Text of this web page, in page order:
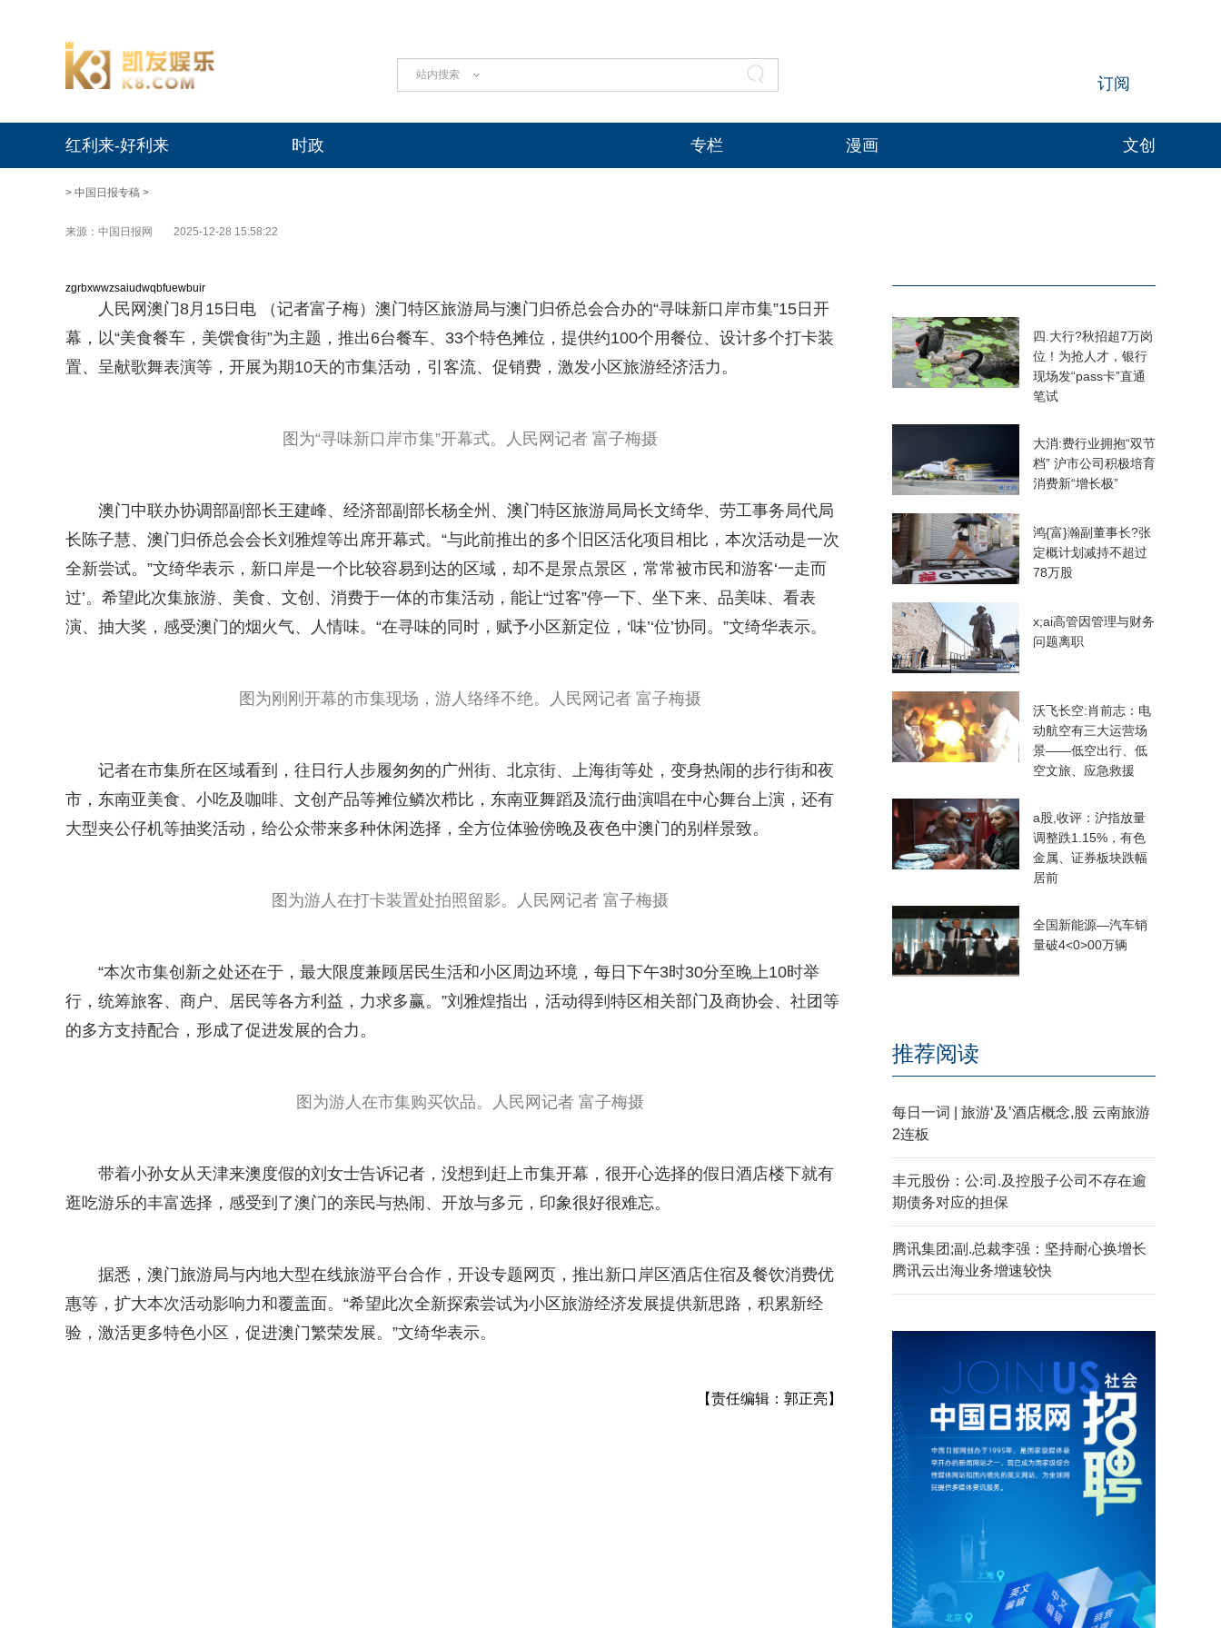
站内搜索 订阅
红利来-好利来 时政 专栏 漫画 文创
> 中国日报专稿 >
来源：中国日报网 2025-12-28 15:58:22
zgrbxwwzsaiudwqbfuewbuir
人民网澳门8月15日电 （记者富子梅）澳门特区旅游局与澳门归侨总会合办的“寻味新口岸市集”15日开
幕，以“美食餐车，美馔食街”为主题，推出6台餐车、33个特色摊位，提供约100个用餐位、设计多个打卡装
置、呈献歌舞表演等，开展为期10天的市集活动，引客流、促销费，激发小区旅游经济活力。
图为“寻味新口岸市集”开幕式。人民网记者 富子梅摄
澳门中联办协调部副部长王建峰、经济部副部长杨全州、澳门特区旅游局局长文绮华、劳工事务局代局
长陈子慧、澳门归侨总会会长刘雅煌等出席开幕式。“与此前推出的多个旧区活化项目相比，本次活动是一次
全新尝试。”文绮华表示，新口岸是一个比较容易到达的区域，却不是景点景区，常常被市民和游客‘一走而
过’。希望此次集旅游、美食、文创、消费于一体的市集活动，能让“过客”停一下、坐下来、品美味、看表
演、抽大奖，感受澳门的烟火气、人情味。“在寻味的同时，赋予小区新定位，‘味’‘位’协同。”文绮华表示。
图为刚刚开幕的市集现场，游人络绎不绝。人民网记者 富子梅摄
记者在市集所在区域看到，往日行人步履匆匆的广州街、北京街、上海街等处，变身热闹的步行街和夜
市，东南亚美食、小吃及咖啡、文创产品等摊位鳞次栉比，东南亚舞蹈及流行曲演唱在中心舞台上演，还有
大型夹公仔机等抽奖活动，给公众带来多种休闲选择，全方位体验傍晚及夜色中澳门的别样景致。
图为游人在打卡装置处拍照留影。人民网记者 富子梅摄
“本次市集创新之处还在于，最大限度兼顾居民生活和小区周边环境，每日下午3时30分至晚上10时举
行，统筹旅客、商户、居民等各方利益，力求多赢。”刘雅煌指出，活动得到特区相关部门及商协会、社团等
的多方支持配合，形成了促进发展的合力。
图为游人在市集购买饮品。人民网记者 富子梅摄
带着小孙女从天津来澳度假的刘女士告诉记者，没想到赶上市集开幕，很开心选择的假日酒店楼下就有
逛吃游乐的丰富选择，感受到了澳门的亲民与热闹、开放与多元，印象很好很难忘。
据悉，澳门旅游局与内地大型在线旅游平台合作，开设专题网页，推出新口岸区酒店住宿及餐饮消费优
惠等，扩大本次活动影响力和覆盖面。“希望此次全新探索尝试为小区旅游经济发展提供新思路，积累新经
验，激活更多特色小区，促进澳门繁荣发展。”文绮华表示。
【责任编辑：郭正亮】
四.大行?秋招超7万岗
位！为抢人才，银行
现场发“pass卡”直通
笔试
大消:费行业拥抱“双节
档” 沪市公司积极培育
消费新“增长极”
鸿{富}瀚副董事长?张
定概计划减持不超过
78万股
x;ai高管因管理与财务
问题离职
沃飞长空:肖前志：电
动航空有三大运营场
景——低空出行、低
空文旅、应急救援
a股,收评：沪指放量
调整跌1.15%，有色
金属、证券板块跌幅
居前
全国新能源—汽车销
量破4<0>00万辆
推荐阅读
每日一词 | 旅游‘及’酒店概念,股 云南旅游
2连板
丰元股份：公:司.及控股子公司不存在逾
期债务对应的担保
腾讯集团;副.总裁李强：坚持耐心换增长
腾讯云出海业务增速较快